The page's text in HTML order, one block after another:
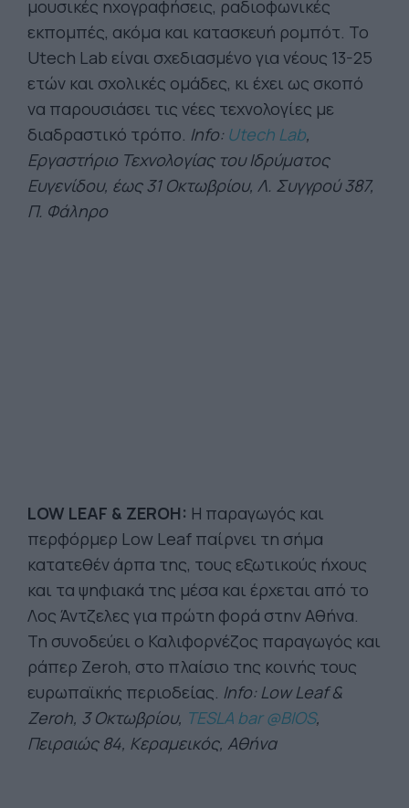
μουσικές ηχογραφήσεις, ραδιοφωνικές
εκπομπές, ακόμα και κατασκευή ρομπότ. Το
Utech Lab είναι σχεδιασμένο για νέους 13-25
ετών και σχολικές ομάδες, κι έχει ως σκοπό
να παρουσιάσει τις νέες τεχνολογίες με
διαδραστικό τρόπο. Info: Utech Lab,
Εργαστήριο Τεχνολογίας του Ιδρύματος
Ευγενίδου, έως 31 Οκτωβρίου, Λ. Συγγρού 387,
Π. Φάληρο
LOW LEAF & ZEROH: Η παραγωγός και
περφόρμερ Low Leaf παίρνει τη σήμα
κατατεθέν άρπα της, τους εξωτικούς ήχους
και τα ψηφιακά της μέσα και έρχεται από το
Λος Άντζελες για πρώτη φορά στην Αθήνα.
Τη συνοδεύει ο Καλιφορνέζος παραγωγός και
ράπερ Zeroh, στο πλαίσιο της κοινής τους
ευρωπαϊκής περιοδείας. Info: Low Leaf &
Zeroh, 3 Οκτωβρίου, TESLA bar @BIOS,
Πειραιώς 84, Κεραμεικός, Αθήνα